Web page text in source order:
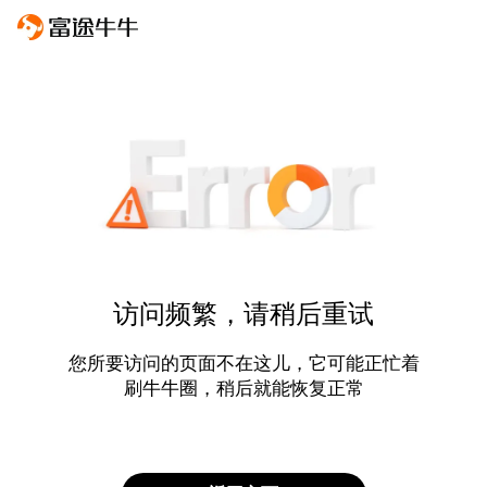
访问频繁，请稍后重试
您所要访问的页面不在这儿，它可能正忙着
刷牛牛圈，稍后就能恢复正常